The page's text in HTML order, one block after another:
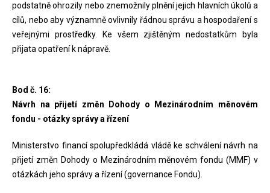
podstatně ohrozily nebo znemožnily plnění jejich hlavních úkolů a
cílů, nebo aby významně ovlivnily řádnou správu a hospodaření s
veřejnými prostředky. Ke všem zjištěným nedostatkům byla
přijata opatření k nápravě.
Bod č. 16:
Návrh na přijetí změn Dohody o Mezinárodním měnovém
fondu - otázky správy a řízení
Ministerstvo financí spolupředkládá vládě ke schválení návrh na
přijetí změn Dohody o Mezinárodním měnovém fondu (MMF) v
otázkách jeho správy a řízení (governance Fondu).